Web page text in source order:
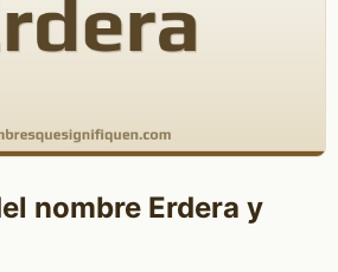
nombre Erdera y